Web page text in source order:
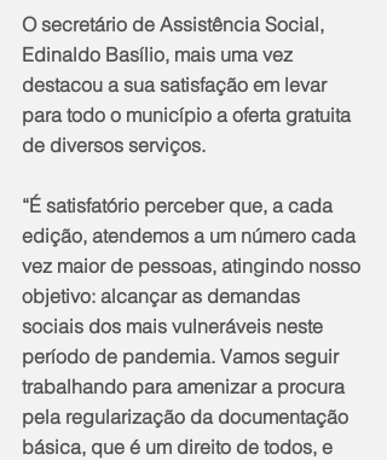
O secretário de Assistência Social,
Edinaldo Basílio, mais uma vez
destacou a sua satisfação em levar
para todo o município a oferta gratuita
de diversos serviços.
“É satisfatório perceber que, a cada
edição, atendemos a um número cada
vez maior de pessoas, atingindo nosso
objetivo: alcançar as demandas
sociais dos mais vulneráveis neste
período de pandemia. Vamos seguir
trabalhando para amenizar a procura
pela regularização da documentação
básica, que é um direito de todos, e